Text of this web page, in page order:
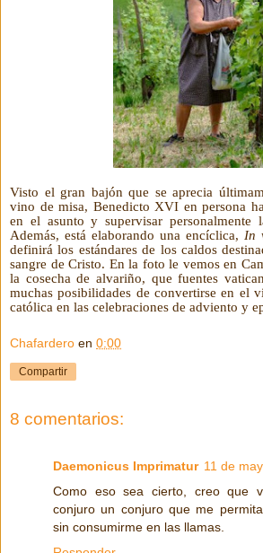
Visto el gran bajón que se aprecia
vino de misa, Benedicto XVI en persona
en el asunto y supervisar personalmente
Además, está elaborando una encíclica, In
definirá los estándares de los caldos
sangre de Cristo. En la foto le vemos en
la cosecha de alvariño, que fuentes
muchas posibilidades de convertirse en el
católica en las celebraciones de adviento y
Chafardero en 0:00
Compartir
8 comentarios:
Daemonicus Imprimatur 11 de
Como eso sea cierto, creo que
conjuro un conjuro que me
sin consumirme en las llamas.